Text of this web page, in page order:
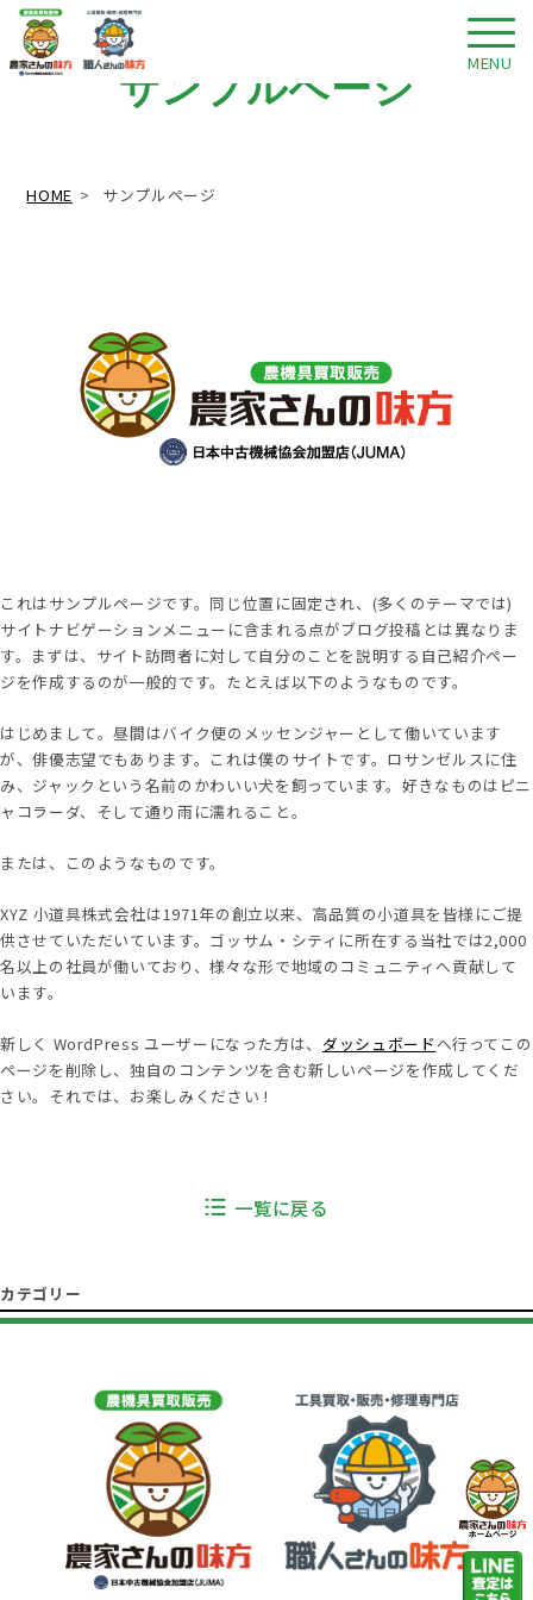
MENU
サンプルページ
HOME サンプルページ
これはサンプルページです。同じ位置に固定され、(多くのテーマでは)
サイトナビゲーションメニューに含まれる点がブログ投稿とは異なりま
す。まずは、サイト訪問者に対して自分のことを説明する自己紹介ペー
ジを作成するのが一般的です。たとえば以下のようなものです。
はじめまして。昼間はバイク便のメッセンジャーとして働いています
が、俳優志望でもあります。これは僕のサイトです。ロサンゼルスに住
み、ジャックという名前のかわいい犬を飼っています。好きなものはピニ
ャコラーダ、そして通り雨に濡れること。
または、このようなものです。
XYZ 小道具株式会社は1971年の創立以来、高品質の小道具を皆様にご提
供させていただいています。ゴッサム・シティに所在する当社では2,000
名以上の社員が働いており、様々な形で地域のコミュニティへ貢献して
います。
新しく WordPress ユーザーになった方は、 ダッシュボード へ行ってこの
ページを削除し、独自のコンテンツを含む新しいページを作成してくだ
さい。それでは、お楽しみください !
一覧に戻る
カテゴリー